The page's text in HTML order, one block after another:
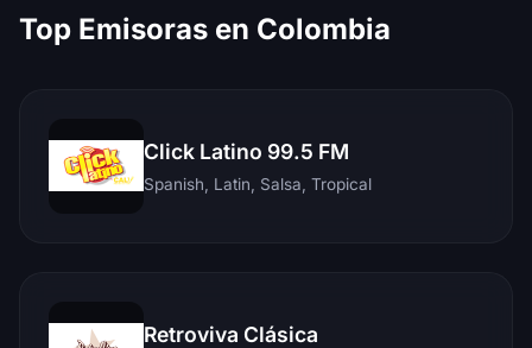
Top Emisoras en Colombia
Click Latino 99.5 FM
Spanish, Latin, Salsa, Tropical
Retroviva Clásica